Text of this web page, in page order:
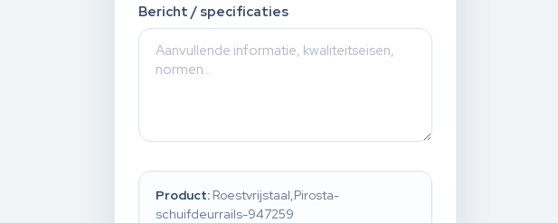
Bericht / specificaties
Product: Roestvrijstaal,Pirosta-
schuifdeurrails-947259